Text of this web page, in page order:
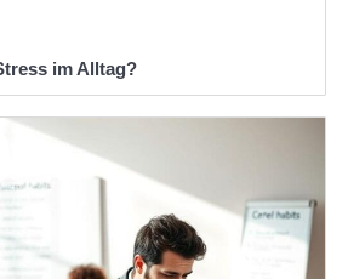
im Alltag?